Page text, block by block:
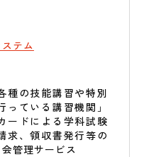
テム
種の技能講習や特別
ている講習機関」
ードによる学科試験
求、領収書発行等の
管理サービス